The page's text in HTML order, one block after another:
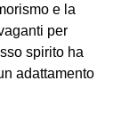
e la
per
spirito ha
adattamento